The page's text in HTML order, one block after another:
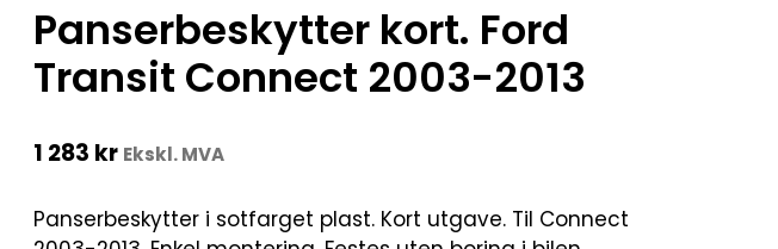
Panserbeskytter kort. Ford
Transit Connect 2003-2013
1 283 kr Ekskl. MVA
Panserbeskytter i sotfarget plast. Kort utgave. Til Connect